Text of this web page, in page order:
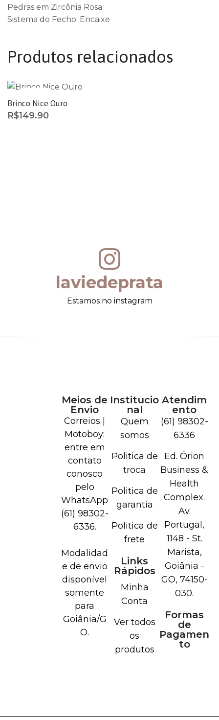
Pedras em Zircônia Rosa
Sistema do Fecho: Encaixe
Produtos relacionados
Brinco Nice Ouro
R$149.90
laviedeprata
Estamos no instagram
Meios de
Envio
Correios |
Motoboy:
entre em
contato
conosco
pelo
WhatsApp
(61) 98302-
6336.
Modalidad
e de envio
disponível
somente
para
Goiânia/G
O.
Institucio
nal
Quem
somos
Politica de
troca
Politica de
garantia
Politica de
frete
Links
Rápidos
Minha
Conta
Ver todos
os
produtos
Atendim
ento
(61) 98302-
6336
Ed. Órion
Business &
Health
Complex.
Av.
Portugal,
1148 - St.
Marista,
Goiânia -
GO, 74150-
030.
Formas
de
Pagamen
to